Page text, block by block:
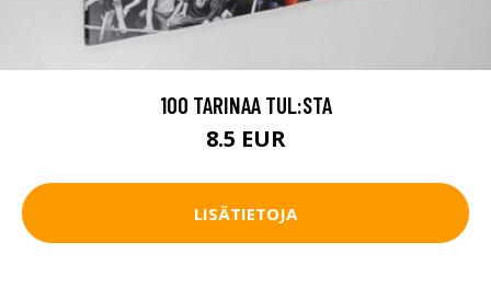
100 TARINAA TUL:STA
8.5 EUR
LISÄTIETOJA